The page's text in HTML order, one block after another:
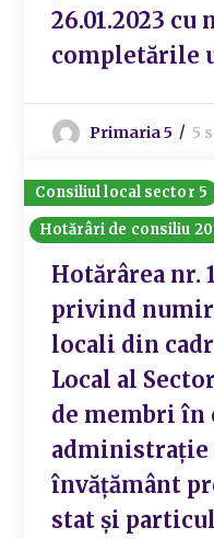
26.01.2023
completările
Primaria 5 5
Consiliul local sector 5
Hotărâri de consiliu
Hotărârea nr.
privind
locali din
Local al
de membri
administrație
învățământ
stat și